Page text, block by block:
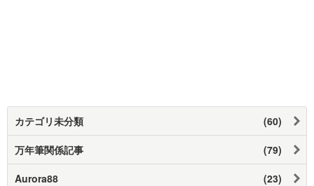
カテゴリ未分類 (60)
万年筆関係記事 (79)
Aurora88 (23)